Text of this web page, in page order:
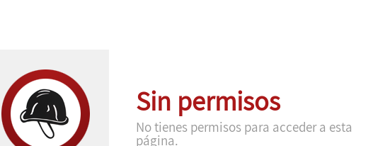
Sin permisos
No tienes permisos para acceder a esta
página.